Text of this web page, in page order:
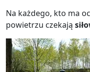
Na każdego, kto ma
powietrzu czekają